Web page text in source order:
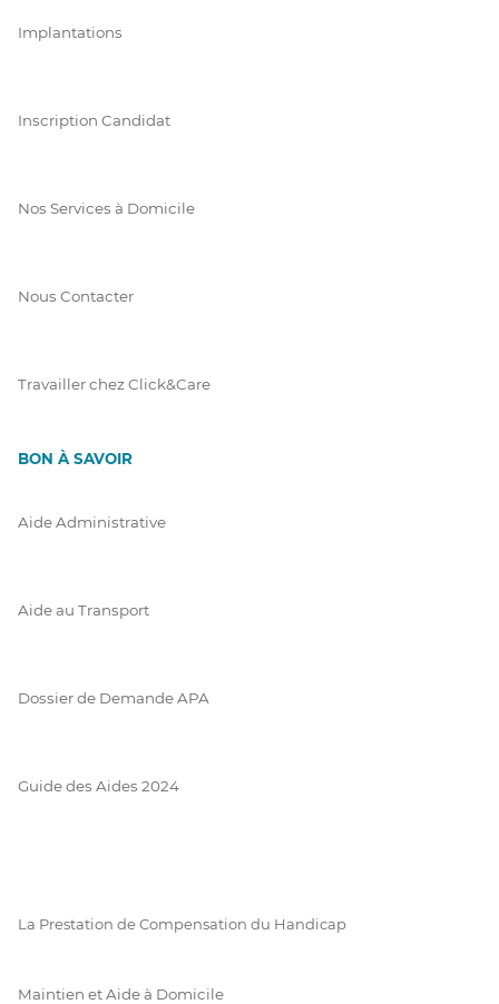
Implantations
Inscription Candidat
Nos Services à Domicile
Nous Contacter
Travailler chez Click&Care
BON À SAVOIR
Aide Administrative
Aide au Transport
Dossier de Demande APA
Guide des Aides 2024
La Prestation de Compensation du Handicap
Maintien et Aide à Domicile